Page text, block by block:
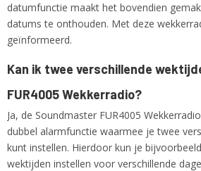
datumfunctie maakt het bovendien
datums te onthouden. Met deze
geïnformeerd.
Kan ik twee verschillende
FUR4005 Wekkerradio?
Ja, de Soundmaster FUR4005
dubbel alarmfunctie waarmee je twee
kunt instellen. Hierdoor kun je
wektijden instellen voor verschillende